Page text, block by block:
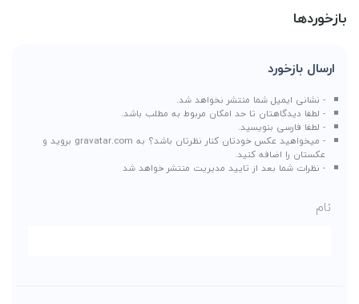
بازخوردها
ارسال بازخورد
- نشانی ایمیل شما منتشر نخواهد شد.
- لطفا دیدگاهتان تا حد امکان مربوط به مطلب باشد.
- لطفا فارسی بنویسید.
- میخواهید عکس خودتان کنار نظرتان باشد؟ به gravatar.com بروید و
عکستان را اضافه کنید.
- نظرات شما بعد از تایید مدیریت منتشر خواهد شد
نام